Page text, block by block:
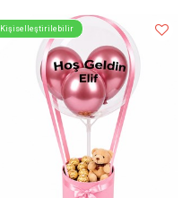
Kişiselleştirilebilir